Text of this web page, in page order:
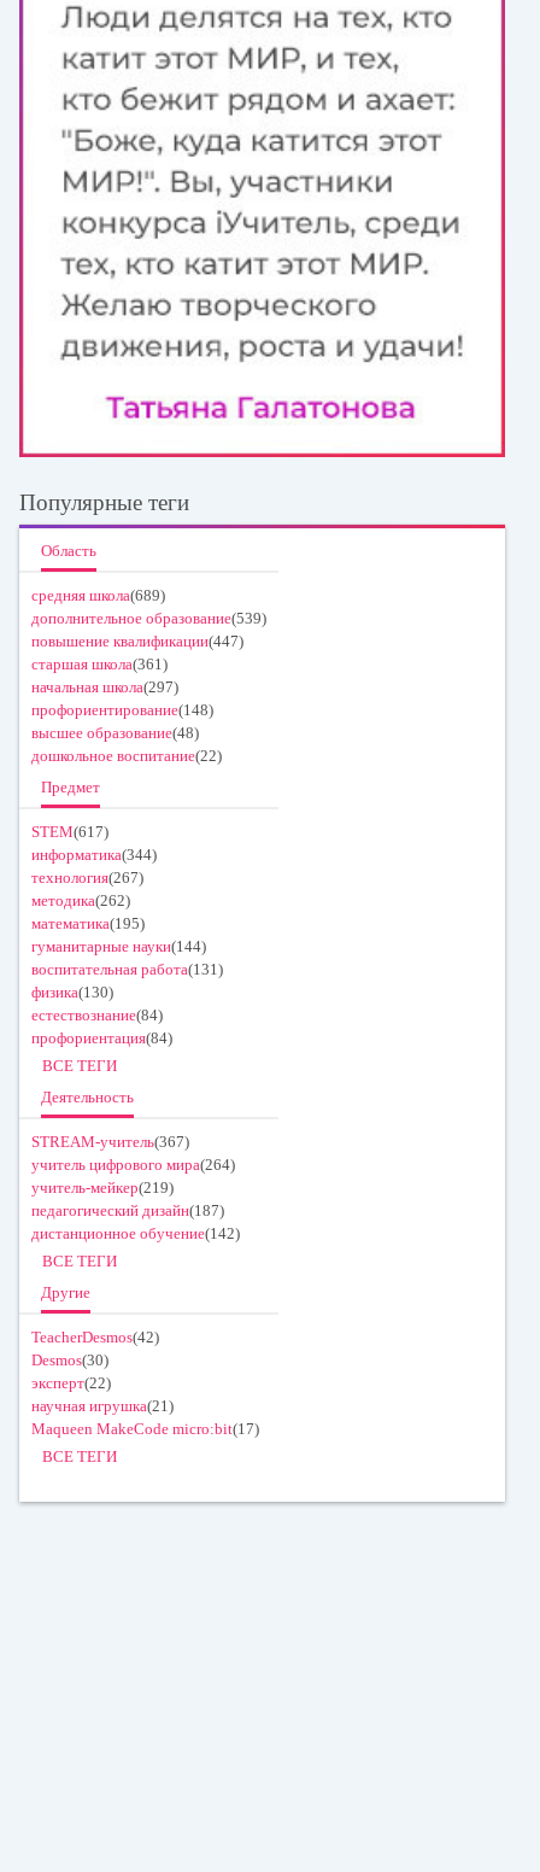
Популярные теги
Область
средняя школа(689)
дополнительное образование(539)
повышение квалификации(447)
старшая школа(361)
начальная школа(297)
профориентирование(148)
высшее образование(48)
дошкольное воспитание(22)
Предмет
STEM(617)
информатика(344)
технология(267)
методика(262)
математика(195)
гуманитарные науки(144)
воспитательная работа(131)
физика(130)
естествознание(84)
профориентация(84)
ВСЕ ТЕГИ
Деятельность
STREAM-учитель(367)
учитель цифрового мира(264)
учитель-мейкер(219)
педагогический дизайн(187)
дистанционное обучение(142)
ВСЕ ТЕГИ
Другие
TeacherDesmos(42)
Desmos(30)
эксперт(22)
научная игрушка(21)
Maqueen MakeCode micro:bit(17)
ВСЕ ТЕГИ